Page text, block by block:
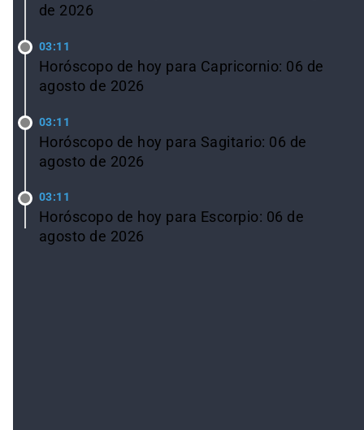
de 2026
03:11
Horóscopo de hoy para Capricornio: 06 de
agosto de 2026
03:11
Horóscopo de hoy para Sagitario: 06 de
agosto de 2026
03:11
Horóscopo de hoy para Escorpio: 06 de
agosto de 2026